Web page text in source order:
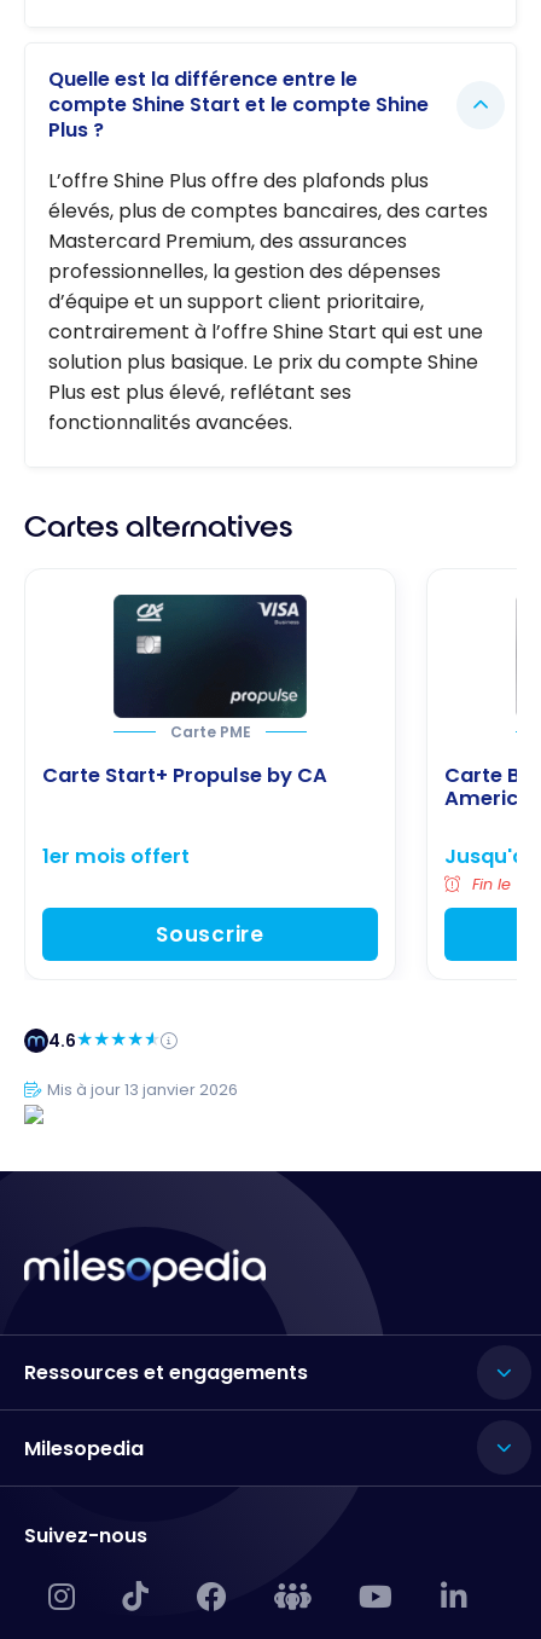
Quelle est la différence entre le
compte Shine Start et le compte Shine
Plus ?
L’offre Shine Plus offre des plafonds plus
élevés, plus de comptes bancaires, des cartes
Mastercard Premium, des assurances
professionnelles, la gestion des dépenses
d’équipe et un support client prioritaire,
contrairement à l’offre Shine Start qui est une
solution plus basique. Le prix du compte Shine
Plus est plus élevé, reflétant ses
fonctionnalités avancées.
Cartes alternatives
Carte PME
Carte Start+ Propulse by CA
1er mois offert
Souscrire
Carte
Jusqu'à
Fin le 15
4.6
Mis à jour 13 janvier 2026
Ressources et engagements
Milesopedia
Suivez-nous